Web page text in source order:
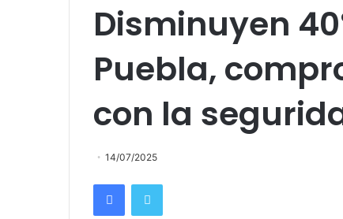
Disminuyen
Puebla,
con la
14/07/2025
FacebookTwitter